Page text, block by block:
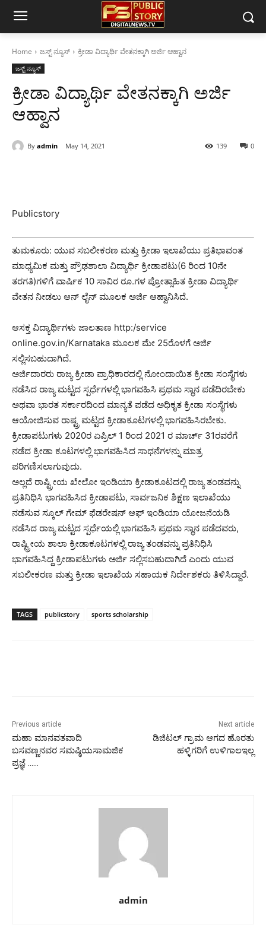
Home ಜಸ್ಟ್ ನ್ಯೂಸ್ ಕ್ರೀಡಾ ವಿದ್ಯಾರ್ಥಿ ವೇತನಕ್ಕಾಗಿ ಅರ್ಜಿ ಆಹ್ವಾನ
ಜಸ್ಟ್ ನ್ಯೂಸ್
ಕ್ರೀಡಾ ವಿದ್ಯಾರ್ಥಿ ವೇತನಕ್ಕಾಗಿ ಅರ್ಜಿ
ಆಹ್ವಾನ
By admin May 14, 2021 0
139
Publicstory
ತುಮಕೂರು: ಯುವ ಸಬಲೀಕರಣ ಮತ್ತು ಕ್ರೀಡಾ ಇಲಾಖೆಯು ಪ್ರತಿಭಾವಂತ
ಮಾಧ್ಯಮಿಕ ಮತ್ತು ಪ್ರೌಢಶಾಲಾ ವಿದ್ಯಾರ್ಥಿ ಕ್ರೀಡಾಪಟು(6 ರಿಂದ 10ನೇ
ತರಗತಿ)ಗಳಿಗೆ ವಾರ್ಷಿಕ 10 ಸಾವಿರ ರೂ.ಗಳ ಪ್ರೋತ್ಸಾಹಿತ ಕ್ರೀಡಾ ವಿದ್ಯಾರ್ಥಿ
ವೇತನ ನೀಡಲು ಆನ್ ಲೈನ್ ಮೂಲಕ ಅರ್ಜಿ ಆಹ್ವಾನಿಸಿದೆ.
ಆಸಕ್ತ ವಿದ್ಯಾರ್ಥಿಗಳು ಜಾಲತಾಣ http:/service
online.gov.in/Karnataka ಮೂಲಕ ಮೇ 25ರೊಳಗೆ ಅರ್ಜಿ
ಸಲ್ಲಿಸಬಹುದಾಗಿದೆ.
ಅರ್ಜಿದಾರರು ರಾಜ್ಯ ಕ್ರೀಡಾ ಪ್ರಾಧಿಕಾರದಲ್ಲಿ ನೋಂದಾಯಿತ ಕ್ರೀಡಾ ಸಂಸ್ಥೆಗಳು
ನಡೆಸಿದ ರಾಜ್ಯ ಮಟ್ಟದ ಸ್ಪರ್ಧೆಗಳಲ್ಲಿ ಭಾಗವಹಿಸಿ ಪ್ರಥಮ ಸ್ಥಾನ ಪಡೆದಿರಬೇಕು
ಅಥವಾ ಭಾರತ ಸರ್ಕಾರದಿಂದ ಮಾನ್ಯತೆ ಪಡೆದ ಅಧಿಕೃತ ಕ್ರೀಡಾ ಸಂಸ್ಥೆಗಳು
ಆಯೋಜಿಸುವ ರಾಷ್ಟ್ರ ಮಟ್ಟದ ಕ್ರೀಡಾಕೂಟಗಳಲ್ಲಿ ಭಾಗವಹಿಸಿರಬೇಕು.
ಕ್ರೀಡಾಪಟುಗಳು 2020ರ ಏಪ್ರಿಲ್ 1 ರಿಂದ 2021 ರ ಮಾರ್ಚ್ 31ರವರೆಗೆ
ನಡೆದ ಕ್ರೀಡಾ ಕೂಟಗಳಲ್ಲಿ ಭಾಗವಹಿಸಿದ ಸಾಧನೆಗಳನ್ನು ಮಾತ್ರ
ಪರಿಗಣಿಸಲಾಗುವುದು.
ಅಲ್ಲದೆ ರಾಷ್ಟ್ರೀಯ ಖೇಲೋ ಇಂಡಿಯಾ ಕ್ರೀಡಾಕೂಟದಲ್ಲಿ ರಾಜ್ಯ ತಂಡವನ್ನು
ಪ್ರತಿನಿಧಿಸಿ ಭಾಗವಹಿಸಿದ ಕ್ರೀಡಾಪಟು, ಸಾರ್ವಜನಿಕ ಶಿಕ್ಷಣ ಇಲಾಖೆಯು
ನಡೆಸುವ ಸ್ಕೂಲ್ ಗೇಮ್ ಫೆಡರೇಷನ್ ಆಫ್ ಇಂಡಿಯಾ ಯೋಜನೆಯಡಿ
ನಡೆಸಿದ ರಾಜ್ಯ ಮಟ್ಟದ ಸ್ಪರ್ಧೆಯಲ್ಲಿ ಭಾಗವಹಿಸಿ ಪ್ರಥಮ ಸ್ಥಾನ ಪಡೆದವರು,
ರಾಷ್ಟ್ರೀಯ ಶಾಲಾ ಕ್ರೀಡಾಕೂಟಗಳಲ್ಲಿ ರಾಜ್ಯ ತಂಡವನ್ನು ಪ್ರತಿನಿಧಿಸಿ
ಭಾಗವಹಿಸಿದ್ದ ಕ್ರೀಡಾಪಟುಗಳು ಅರ್ಜಿ ಸಲ್ಲಿಸಬಹುದಾಗಿದೆ ಎಂದು ಯುವ
ಸಬಲೀಕರಣ ಮತ್ತು ಕ್ರೀಡಾ ಇಲಾಖೆಯ ಸಹಾಯಕ ನಿರ್ದೇಶಕರು ತಿಳಿಸಿದ್ದಾರೆ.
TAGS publicstory sports scholarship
Previous article
ಮಹಾ ಮಾನವತವಾದಿ
ಬಸವಣ್ಣನವರ ಸಮಷ್ಠಿಯಸಾಮಜಿಕ
ಪ್ರಜ್ಞೆ ……
Next article
ಡಿಜಿಟಲ್ ಗ್ರಾಮ ಆಗದ ಹೊರತು
ಹಳ್ಳಿಗರಿಗೆ ಉಳಿಗಾಲಇಲ್ಲ
admin